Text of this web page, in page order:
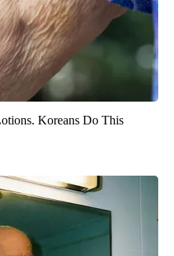
Koreans Do This